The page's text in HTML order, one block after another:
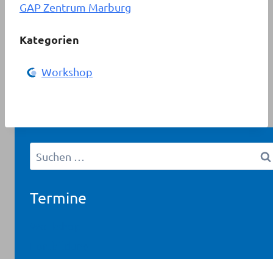
GAP Zentrum Marburg
Kategorien
Workshop
Suchen
nach:
Termine